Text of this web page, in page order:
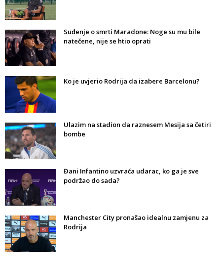
Suđenje o smrti Maradone: Noge su mu bile
natečene, nije se htio oprati
Ko je uvjerio Rodrija da izabere Barcelonu?
Ulazim na stadion da raznesem Mesija sa četiri
bombe
Đani Infantino uzvraća udarac, ko ga je sve
podržao do sada?
Manchester City pronašao idealnu zamjenu za
Rodrija